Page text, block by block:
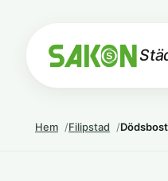
Hem Filipstad